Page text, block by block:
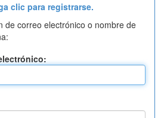
clic para registrarse.
de correo electrónico o nombre de